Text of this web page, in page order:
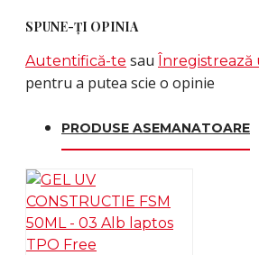
SPUNE-ŢI OPINIA
Autentifică-te sau
pentru a putea scie o opinie
PRODUSE ASEMANATOARE